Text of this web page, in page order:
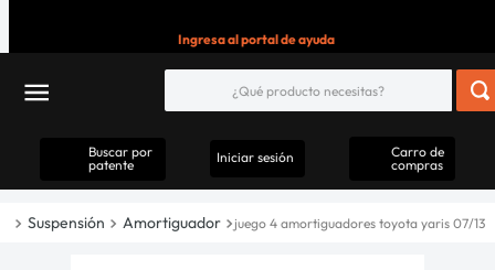
Ingresa al portal de ayuda
Buscar por
patente
Iniciar sesión
Carro de
compras
Suspensión Amortiguador juego 4 amortiguadores toyota yaris 07/13